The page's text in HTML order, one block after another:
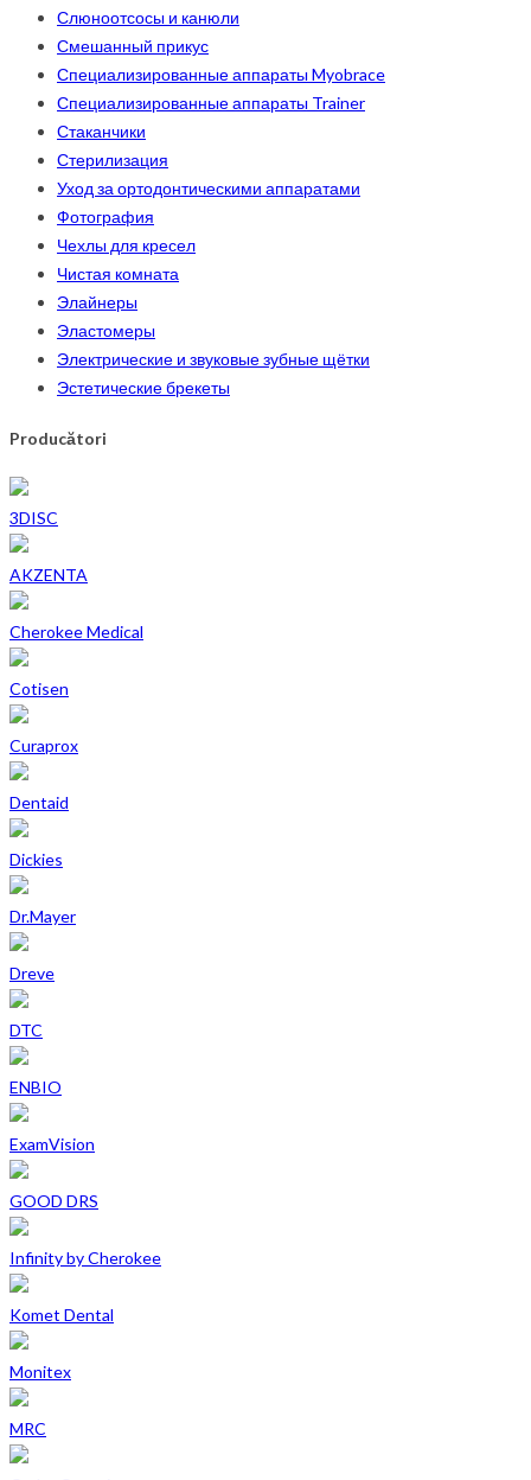
Слюноотсосы и канюли
Смешанный прикус
Специализированные аппараты Myobrace
Специализированные аппараты Trainer
Стаканчики
Стерилизация
Уход за ортодонтическими аппаратами
Фотография
Чехлы для кресел
Чистая комната
Элайнеры
Эластомеры
Электрические и звуковые зубные щётки
Эстетические брекеты
Producători
3DISC
AKZENTA
Cherokee Medical
Cotisen
Curaprox
Dentaid
Dickies
Dr.Mayer
Dreve
DTC
ENBIO
ExamVision
GOOD DRS
Infinity by Cherokee
Komet Dental
Monitex
MRC